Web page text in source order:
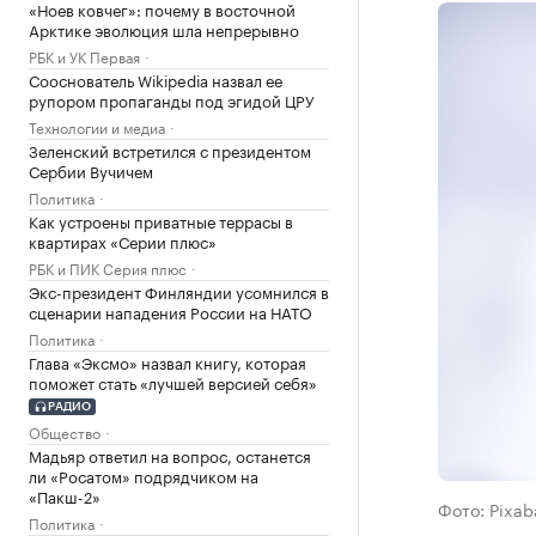
«Ноев ковчег»: почему в восточной
Арктике эволюция шла непрерывно
РБК и УК Первая
Сооснователь Wikipedia назвал ее
рупором пропаганды под эгидой ЦРУ
Технологии и медиа
Зеленский встретился с президентом
Сербии Вучичем
Политика
Как устроены приватные террасы в
квартирах «Серии плюс»
РБК и ПИК Серия плюс
Экс-президент Финляндии усомнился в
сценарии нападения России на НАТО
Политика
Глава «Эксмо» назвал книгу, которая
поможет стать «лучшей версией себя»
РАДИО
Общество
Мадьяр ответил на вопрос, останется
ли «Росатом» подрядчиком на
«Пакш-2»
Политика
Фото: